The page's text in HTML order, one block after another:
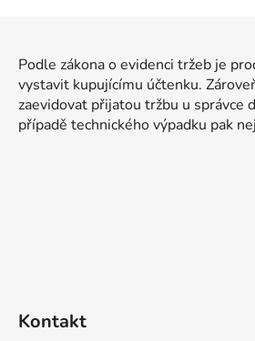
Podle zákona o evidenci tržeb je
vystavit kupujícímu účtenku.
zaevidovat přijatou tržbu u správce
případě technického výpadku pak
Kontakt